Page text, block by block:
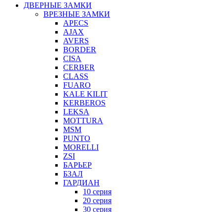
ДВЕРНЫЕ ЗАМКИ
ВРЕЗНЫЕ ЗАМКИ
APECS
AJAX
AVERS
BORDER
CISA
CERBER
CLASS
FUARO
KALE KILIT
KERBEROS
LEKSA
MOTTURA
MSM
PUNTO
MORELLI
ZSI
БАРЬЕР
БЗАЛ
ГАРДИАН
10 серия
20 серия
30 серия